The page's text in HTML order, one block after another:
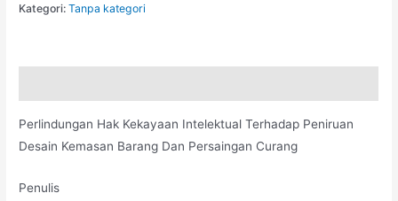
Kategori:Tanpa kategori
Perlindungan Hak Kekayaan Intelektual Terhadap Peniruan
Desain Kemasan Barang Dan Persaingan Curang
Penulis